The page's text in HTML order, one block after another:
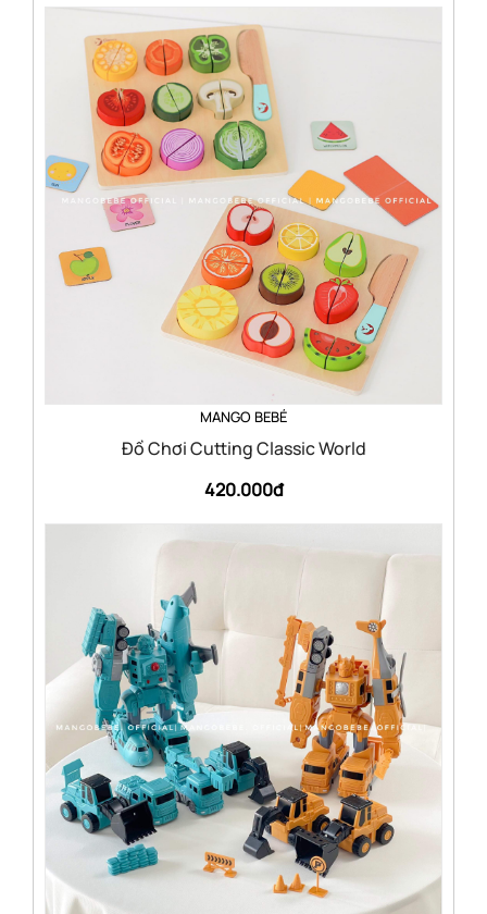
MANGO BEBÉ
Đồ Chơi Cutting Classic World
420.000đ